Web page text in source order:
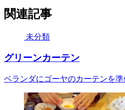
関連記事
未分類
グリーンカーテン
ベランダにゴーヤのカーテンを